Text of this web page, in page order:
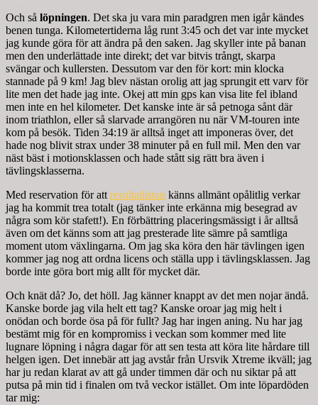
Och så löpningen. Det ska ju vara min paradgren men igår kändes
benen tunga. Kilometertiderna låg runt 3:45 och det var inte mycket
jag kunde göra för att ändra på den saken. Jag skyller inte på banan
men den underlättade inte direkt; det var bitvis trångt, skarpa
svängar och kullersten. Dessutom var den för kort: min klocka
stannade på 9 km! Jag blev nästan orolig att jag sprungit ett varv för
lite men det hade jag inte. Okej att min gps kan visa lite fel ibland
men inte en hel kilometer. Det kanske inte är så petnoga sånt där
inom triathlon, eller så slarvade arrangören nu när VM-touren inte
kom på besök. Tiden 34:19 är alltså inget att imponeras över, det
hade nog blivit strax under 38 minuter på en full mil. Men den var
näst bäst i motionsklassen och hade stått sig rätt bra även i
tävlingsklasserna.
Med reservation för att resultatlistan känns allmänt opålitlig verkar
jag ha kommit trea totalt (jag tänker inte erkänna mig besegrad av
några som kör stafett!). En förbättring placeringsmässigt i år alltså
även om det känns som att jag presterade lite sämre på samtliga
moment utom växlingarna. Om jag ska köra den här tävlingen igen
kommer jag nog att ordna licens och ställa upp i tävlingsklassen. Jag
borde inte göra bort mig allt för mycket där.
Och knät då? Jo, det höll. Jag känner knappt av det men nojar ändå.
Kanske borde jag vila helt ett tag? Kanske oroar jag mig helt i
onödan och borde ösa på för fullt? Jag har ingen aning. Nu har jag
bestämt mig för en kompromiss i veckan som kommer med lite
lugnare löpning i några dagar för att sen testa att köra lite hårdare till
helgen igen. Det innebär att jag avstår från Ursvik Xtreme ikväll; jag
har ju redan klarat av att gå under timmen där och nu siktar på att
putsa på min tid i finalen om två veckor istället. Om inte löpardöden
tar mig: